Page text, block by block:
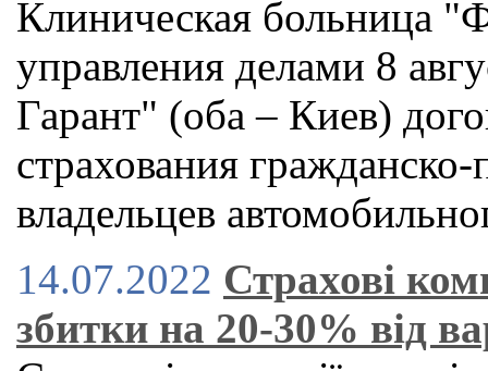
Клиническая больница
управления делами 8
Гарант" (оба – Киев)
страхования
владельцев
14.07.2022 Страхові
збитки на 20-30% від